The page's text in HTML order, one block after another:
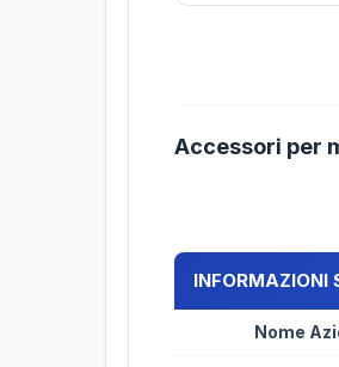
Accessori per
INFORMAZIONI
Nome